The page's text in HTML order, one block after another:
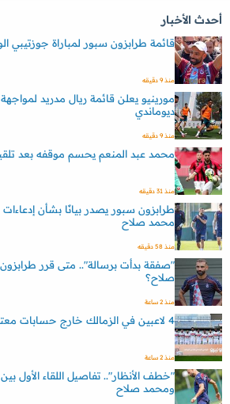
أحدث الأخبار
قائمة طرابزون سبور لمباراة
منذ 9 دقيقه
مورينيو يعلن قائمة ريال مدريد
ديوماندي
منذ 9 دقيقه
محمد عبد المنعم يحسم موقفه بعد
منذ 31 دقيقه
طرابزون سبور يصدر بيانًا بشأن
محمد صلاح
منذ 58 دقيقه
"صفقة بدأت برسالة".. متى قرر
صلاح؟
منذ 2 ساعة
4 لاعبين في الزمالك خارج حسابات معتمد جمال بـ الموسم الجديد
منذ 2 ساعة
"خطف الأنظار".. تفاصيل اللقاء الأول
ومحمد صلاح